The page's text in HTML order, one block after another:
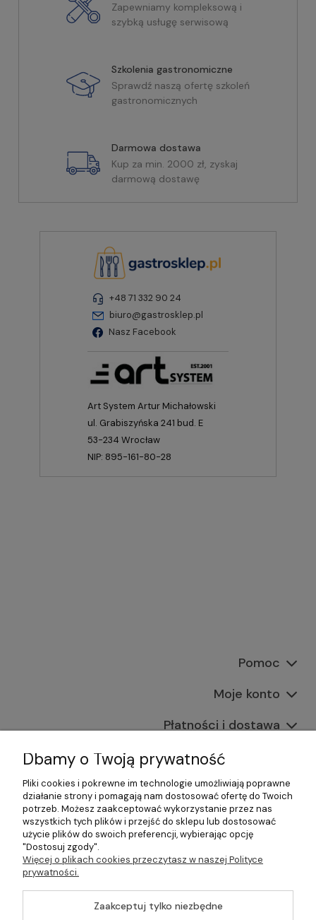
Zapewniamy kompleksową i
szybką usługę serwisową
Szkolenia gastronomiczne
Sprawdź naszą ofertę szkoleń
gastronomicznych
Darmowa dostawa
Kup za min. 2000 zł, zyskaj
darmową dostawę
+48 71 332 90 24
biuro@gastrosklep.pl
Nasz Facebook
Art System Artur Michałowski
ul. Grabiszyńska 241 bud. E
53-234 Wrocław
NIP: 895-161-80-28
Pomoc
Moje konto
Płatności i dostawa
Informacje
O nas
©2026 Wszelkie Prawa Zastrzeżone | Gastrosklep |
Wyposażenie gastronomii, restauracji oraz barów
Szablon Master byEcommercy
Dbamy o Twoją prywatność
Pliki cookies i pokrewne im technologie umożliwiają poprawne
działanie strony i pomagają nam dostosować ofertę do Twoich
potrzeb. Możesz zaakceptować wykorzystanie przez nas
wszystkich tych plików i przejść do sklepu lub dostosować
użycie plików do swoich preferencji, wybierając opcję
"Dostosuj zgody".
Więcej o plikach cookies przeczytasz w naszej Polityce
prywatności.
Zaakceptuj tylko niezbędne